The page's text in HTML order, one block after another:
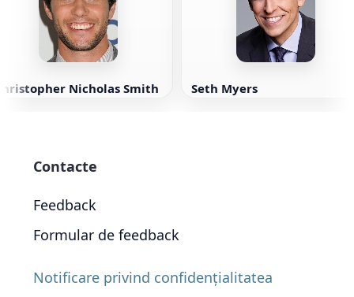
Nicholas Smith Seth Myers
Contacte
Feedback
Formular de feedback
Notificare privind confidențialitatea